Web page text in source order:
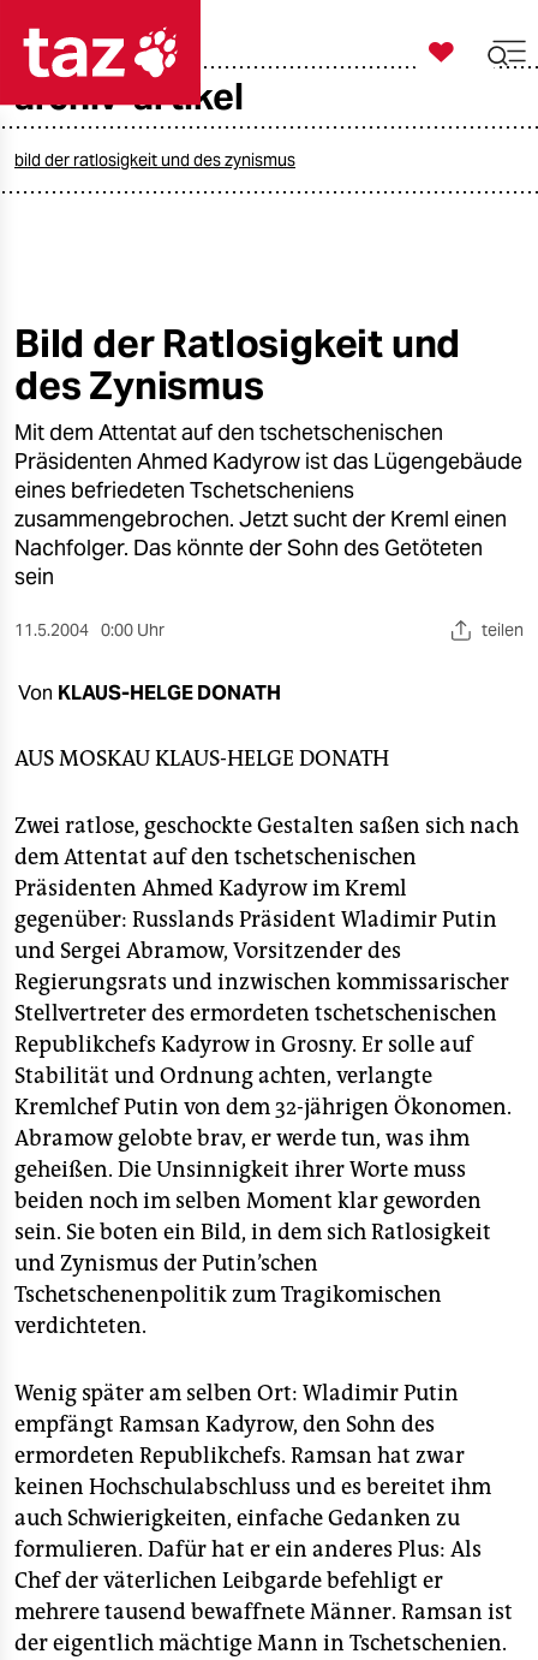
taz zahl ich
öko
gesellschaft
kultur
sport
berlin
nord
verlag
verlag
shop
fragen & hilfe
unterstützen
abo
genossenschaft
epaper login

taz zahl ich
archiv-artikel
bild der ratlosigkeit und des zynismus
Bild der Ratlosigkeit und
des Zynismus
Mit dem Attentat auf den tschetschenischen
Präsidenten Ahmed Kadyrow ist das Lügengebäude
eines befriedeten Tschetscheniens
zusammengebrochen. Jetzt sucht der Kreml einen
Nachfolger. Das könnte der Sohn des Getöteten
sein
11.5.2004 0:00 Uhr teilen
Von KLAUS-HELGE DONATH
AUS MOSKAUKLAUS-HELGE DONATH
Zwei ratlose, geschockte Gestalten saßen sich nach
dem Attentat auf den tschetschenischen
Präsidenten Ahmed Kadyrow im Kreml
gegenüber: Russlands Präsident Wladimir Putin
und Sergei Abramow, Vorsitzender des
Regierungsrats und inzwischen kommissarischer
Stellvertreter des ermordeten tschetschenischen
Republikchefs Kadyrow in Grosny. Er solle auf
Stabilität und Ordnung achten, verlangte
Kremlchef Putin von dem 32-jährigen Ökonomen.
Abramow gelobte brav, er werde tun, was ihm
geheißen. Die Unsinnigkeit ihrer Worte muss
beiden noch im selben Moment klar geworden
sein. Sie boten ein Bild, in dem sich Ratlosigkeit
und Zynismus der Putin’schen
Tschetschenenpolitik zum Tragikomischen
verdichteten.
Wenig später am selben Ort: Wladimir Putin
empfängt Ramsan Kadyrow, den Sohn des
ermordeten Republikchefs. Ramsan hat zwar
keinen Hochschulabschluss und es bereitet ihm
auch Schwierigkeiten, einfache Gedanken zu
formulieren. Dafür hat er ein anderes Plus: Als
Chef der väterlichen Leibgarde befehligt er
mehrere tausend bewaffnete Männer. Ramsan ist
der eigentlich mächtige Mann in Tschetschenien.